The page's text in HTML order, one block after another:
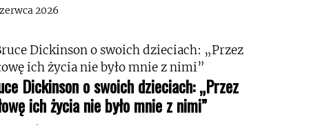
2026
Dickinson o swoich dzieciach: „Przez
ich życia nie było mnie z nimi”